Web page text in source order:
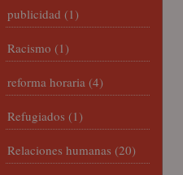
publicidad (1)
Racismo (1)
reforma horaria (4)
Refugiados (1)
Relaciones humanas (20)